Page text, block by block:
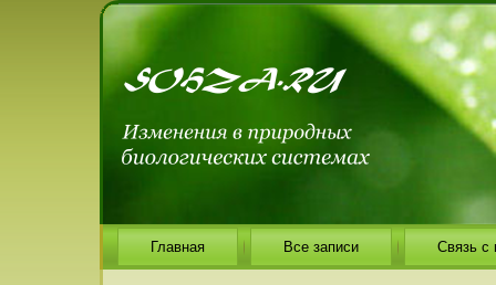
Главная Все записи Связь с